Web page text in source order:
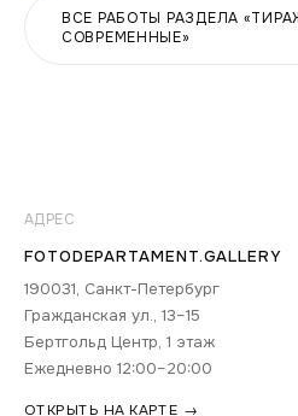
ВСЕ РАБОТЫ РАЗДЕЛА
СОВРЕМЕННЫЕ»
АДРЕС
FOTODEPARTAMENT.GALLERY
190031, Санкт-Петербург
Гражданская ул., 13–15
Бертгольд Центр, 1 этаж
Ежедневно 12:00–20:00
ОТКРЫТЬ НА КАРТЕ →